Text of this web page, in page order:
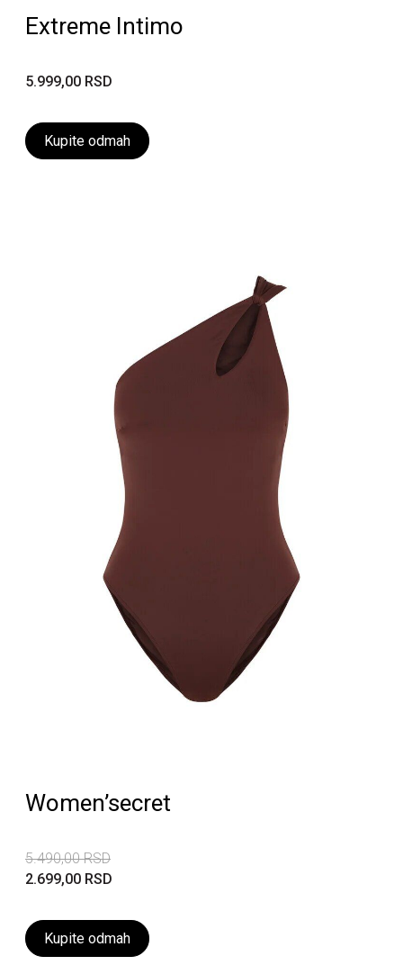
Extreme Intimo
5.999,00 RSD
Kupite odmah
Women’secret
5.490,00 RSD
2.699,00 RSD
Kupite odmah